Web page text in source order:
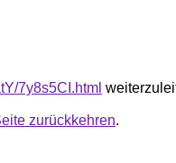
7y8s5CI.html
zurückkehren.